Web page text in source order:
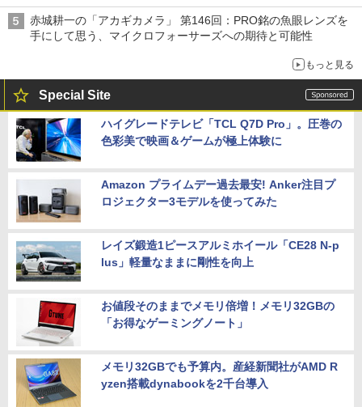
赤城耕一の「アカギカメラ」 第146回：PRO銘の魚眼レンズを
手にして思う、マイクロフォーサーズへの期待と可能性
もっと見る
Special Site
ハイグレードテレビ「TCL Q7D Pro」。圧巻の
色彩美で映画＆ゲームが極上体験に
Amazon プライムデー過去最安! Anker注目プ
ロジェクター3モデルを使ってみた
レイズ鍛造1ピースアルミホイール「CE28 N-p
lus」軽量なままに剛性を向上
お値段そのままでメモリ倍増！メモリ32GBの
「お得なゲーミングノート」
メモリ32GBでも予算内。産経新聞社がAMD R
yzen搭載dynabookを2千台導入